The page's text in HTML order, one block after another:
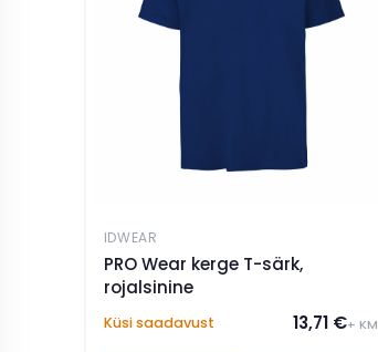
IDWEAR
PRO Wear kerge T-särk,
rojalsinine
Küsi saadavust 13,71 €+ KM